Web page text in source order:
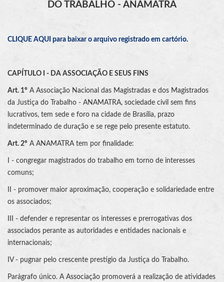
DO TRABALHO - ANAMATRA
CLIQUE AQUI para baixar o arquivo registrado em cartório.
CAPÍTULO I - DA ASSOCIAÇÃO E SEUS FINS
Art. 1º A Associação Nacional das Magistradas e dos Magistrados
da Justiça do Trabalho - ANAMATRA, sociedade civil sem fins
lucrativos, tem sede e foro na cidade de Brasília, prazo
indeterminado de duração e se rege pelo presente estatuto.
Art. 2º A ANAMATRA tem por finalidade:
I - congregar magistrados do trabalho em torno de interesses
comuns;
II - promover maior aproximação, cooperação e solidariedade entre
os associados;
III - defender e representar os interesses e prerrogativas dos
associados perante as autoridades e entidades nacionais e
internacionais;
IV - pugnar pelo crescente prestígio da Justiça do Trabalho.
Parágrafo único. A Associação promoverá a realização de atividades